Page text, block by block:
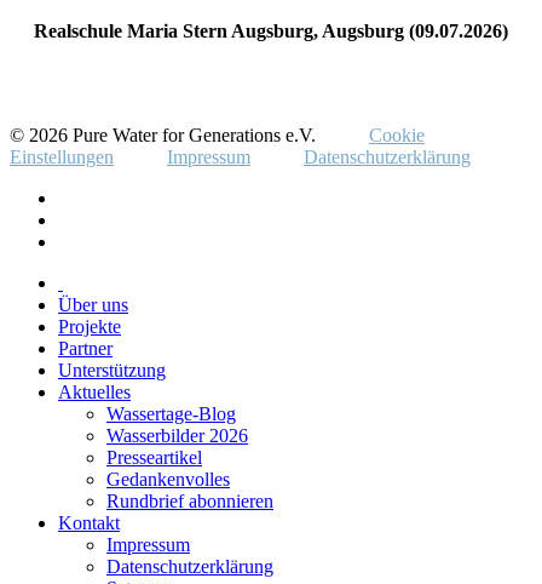
Realschule Maria Stern Augsburg, Augsburg (09.07.2026)
© 2026 Pure Water for Generations e.V.
Cookie
Einstellungen
Impressum Datenschutzerklärung
Über uns
Projekte
Partner
Unterstützung
Aktuelles
Wassertage-Blog
Wasserbilder 2026
Presseartikel
Gedankenvolles
Rundbrief abonnieren
Kontakt
Impressum
Datenschutzerklärung